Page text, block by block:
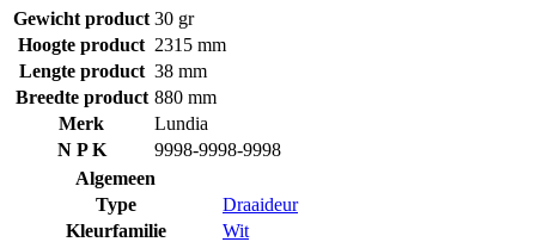
Gewicht product 30 gr
Hoogte product 2315 mm
Lengte product 38 mm
Breedte product 880 mm
Merk
Lundia
N P K
9998-9998-9998
Algemeen
Type
Draaideur
Kleurfamilie
Wit